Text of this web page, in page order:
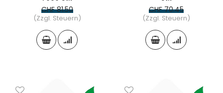
CHF 81.50
(Zzgl. Steuern)
CHF 70.45
(Zzgl. Steuern)